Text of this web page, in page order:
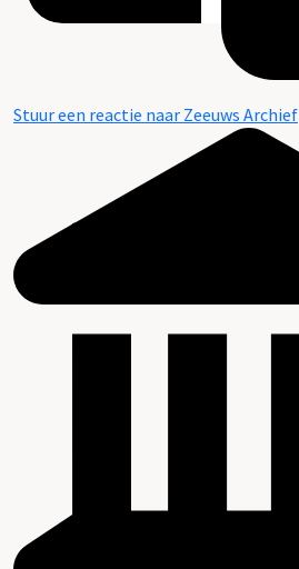
Stuur een reactie naar Zeeuws Archief